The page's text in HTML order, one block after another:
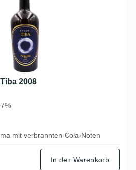
2008
mit verbrannten-Cola-Noten
In den Warenkorb